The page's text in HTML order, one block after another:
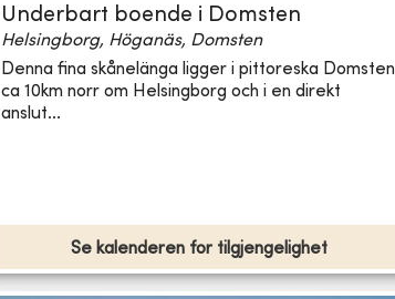
Underbart boende i Domsten
Helsingborg, Höganäs, Domsten
Denna fina skånelänga ligger i pittoreska Domsten
ca 10km norr om Helsingborg och i en direkt
anslut...
Se kalenderen for tilgjengelighet